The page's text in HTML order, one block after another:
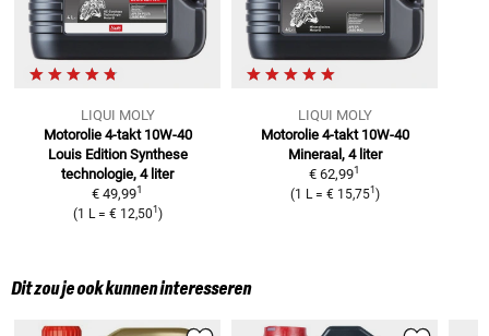
LIQUI MOLY
Motorolie 4-takt 10W-40
Louis Edition Synthese
technologie, 4 liter
€ 49,991
(1 L = € 12,501 )
LIQUI MOLY
Motorolie 4-takt 10W-40
Mineraal, 4 liter
€ 62,991
(1 L = € 15,751 )
Dit zou je ook kunnen interesseren